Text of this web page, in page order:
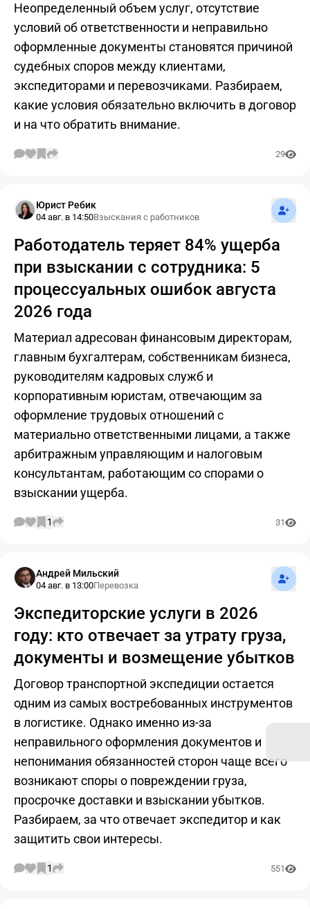
Неопределенный объем услуг, отсутствие
условий об ответственности и неправильно
оформленные документы становятся причиной
судебных споров между клиентами,
экспедиторами и перевозчиками. Разбираем,
какие условия обязательно включить в договор
и на что обратить внимание.
29
Юрист Ребик
04 авг. в 14:50Взыскания с работников
Работодатель теряет 84% ущерба
при взыскании с сотрудника: 5
процессуальных ошибок августа
2026 года
Материал адресован финансовым директорам,
главным бухгалтерам, собственникам бизнеса,
руководителям кадровых служб и
корпоративным юристам, отвечающим за
оформление трудовых отношений с
материально ответственными лицами, а также
арбитражным управляющим и налоговым
консультантам, работающим со спорами о
взыскании ущерба.
1 31
Андрей Мильский
04 авг. в 13:00Перевозка
Экспедиторские услуги в 2026
году: кто отвечает за утрату груза,
документы и возмещение убытков
Договор транспортной экспедиции остается
одним из самых востребованных инструментов
в логистике. Однако именно из-за
неправильного оформления документов и
непонимания обязанностей сторон чаще всего
возникают споры о повреждении груза,
просрочке доставки и взыскании убытков.
Разбираем, за что отвечает экспедитор и как
защитить свои интересы.
1 551